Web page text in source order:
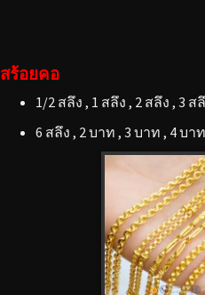
สร้อยคอ
1/2 สลึง , 1 สลึง , 2 สลึง , 3 ส
6 สลึง , 2 บาท , 3 บาท , 4 บา